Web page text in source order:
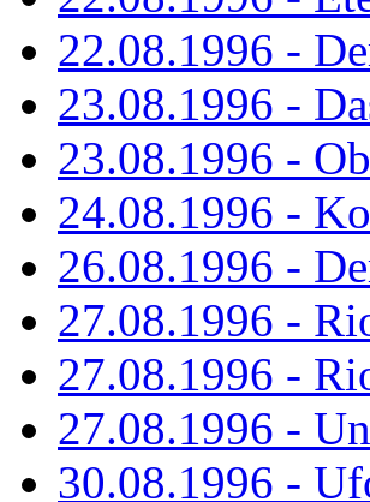
22.08.1996 -
23.08.1996 -
23.08.1996 -
24.08.1996 -
26.08.1996 -
27.08.1996 -
27.08.1996 -
27.08.1996 -
30.08.1996 -